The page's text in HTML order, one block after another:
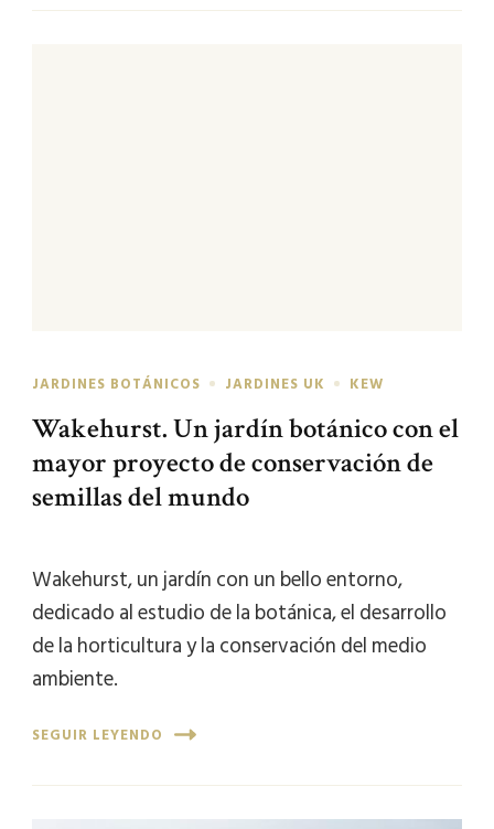
JARDINES BOTÁNICOS JARDINES UK KEW
Wakehurst. Un jardín botánico con el
mayor proyecto de conservación de
semillas del mundo
Wakehurst, un jardín con un bello entorno,
dedicado al estudio de la botánica, el desarrollo
de la horticultura y la conservación del medio
ambiente.
SEGUIR LEYENDO